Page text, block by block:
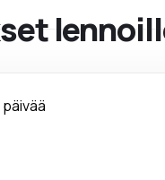
päivää